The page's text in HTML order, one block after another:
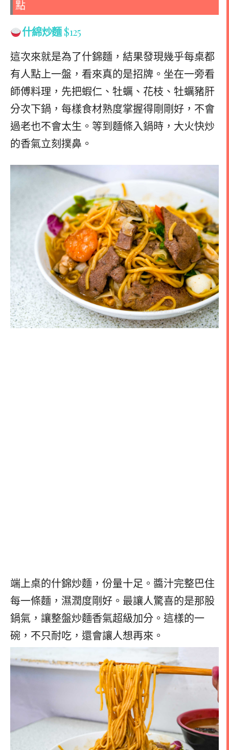
點
什綿炒麵$125
這次來就是為了什錦麵，結果發現幾乎每桌都
有人點上一盤，看來真的是招牌。坐在一旁看
師傅料理，先把蝦仁、牡蠣、花枝、牡蠣豬肝
分次下鍋，每樣食材熟度掌握得剛剛好，不會
過老也不會太生。等到麵條入鍋時，大火快炒
的香氣立刻撲鼻。
端上桌的什錦炒麵，份量十足。醬汁完整巴住
每一條麵，濕潤度剛好。最讓人驚喜的是那股
鍋氣，讓整盤炒麵香氣超級加分。這樣的一
碗，不只耐吃，還會讓人想再來。